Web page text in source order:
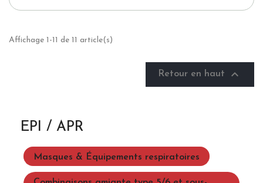
EPI / APR
Masques & Équipements respiratoires
Affichage 1-11 de 11 article(s)
Retour en haut 